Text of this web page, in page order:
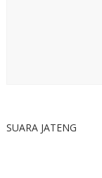
SUARA JATENG